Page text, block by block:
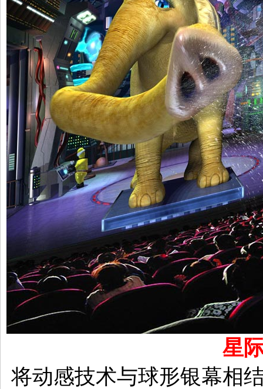
星
将动感技术与球形银幕相